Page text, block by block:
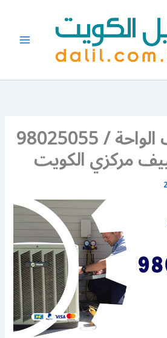
تركيب تكييف الواحة / 98025055
مركزي الكويت